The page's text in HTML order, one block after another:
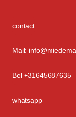
contact
Mail:
Bel +31645687635
whatsapp